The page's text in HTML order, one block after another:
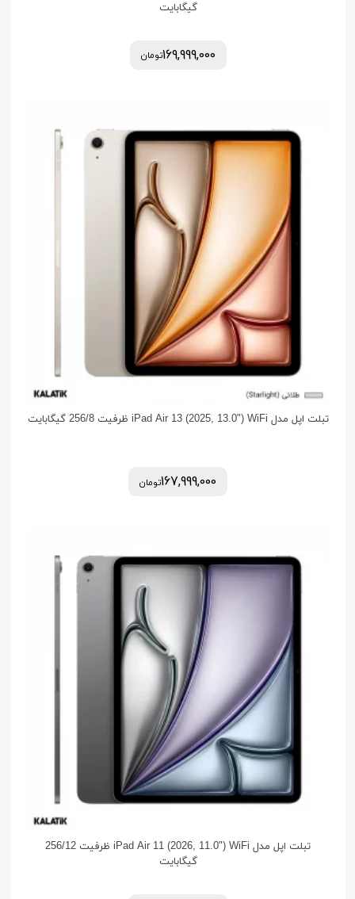
گیگابایت
169,999,000تومان
تبلت اپل مدل iPad Air 13 (2025, 13.0") WiFi ظرفیت 256/8 گیگابایت
167,999,000تومان
تبلت اپل مدل iPad Air 11 (2026, 11.0") WiFi ظرفیت 256/12
گیگابایت